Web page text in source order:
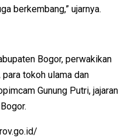
berkembang,” ujarnya.
Bogor, perwakikan
para tokoh ulama dan
Gunung Putri, jajaran